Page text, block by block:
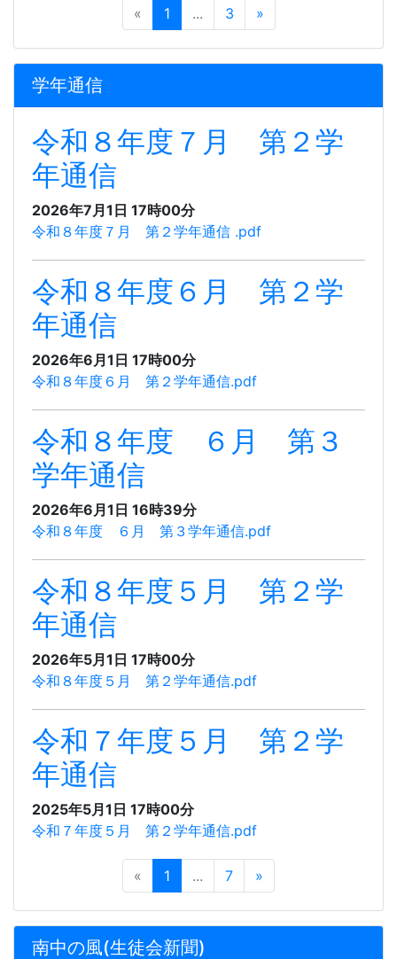
« 1 ... 3 »
学年通信
令和８年度７月 第２学
年通信
2026年7月1日 17時00分
令和８年度７月 第２学年通信 .pdf
令和８年度６月 第２学
年通信
2026年6月1日 17時00分
令和８年度６月 第２学年通信.pdf
令和８年度 ６月 第３
学年通信
2026年6月1日 16時39分
令和８年度 ６月 第３学年通信.pdf
令和８年度５月 第２学
年通信
2026年5月1日 17時00分
令和８年度５月 第２学年通信.pdf
令和７年度５月 第２学
年通信
2025年5月1日 17時00分
令和７年度５月 第２学年通信.pdf
« 1 ... 7 »
南中の風(生徒会新聞)